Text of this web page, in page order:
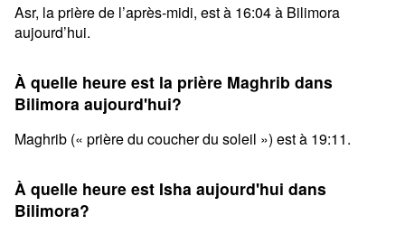
Asr, la prière de l’après-midi, est à 16:04 à Bilimora
aujourd’hui.
À quelle heure est la prière Maghrib dans
Bilimora aujourd'hui?
Maghrib (« prière du coucher du soleil ») est à 19:11.
À quelle heure est Isha aujourd'hui dans
Bilimora?